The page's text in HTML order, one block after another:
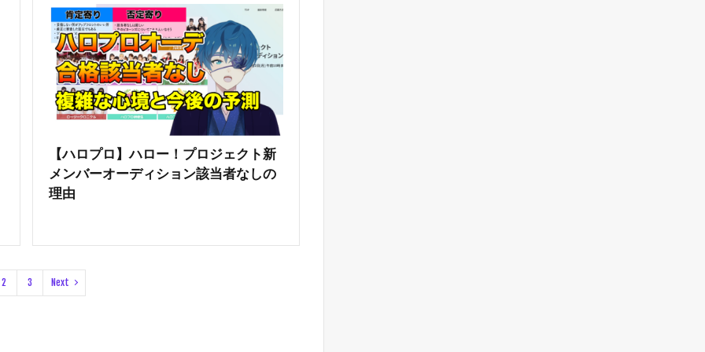
【ハロプロ】ハロー！プロジェクト新
メンバーオーディション該当者なしの
理由
2 3 Next